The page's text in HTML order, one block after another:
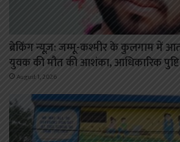
ब्रेकिंग न्यूज़: जम्मू-कश्मीर के कुलगाम में
युवक की मौत की आशंका, आधिकारिक
August 1, 2026